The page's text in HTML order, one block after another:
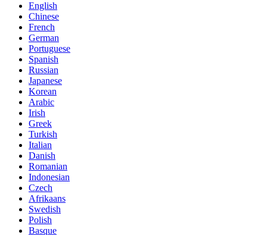
English
Chinese
French
German
Portuguese
Spanish
Russian
Japanese
Korean
Arabic
Irish
Greek
Turkish
Italian
Danish
Romanian
Indonesian
Czech
Afrikaans
Swedish
Polish
Basque